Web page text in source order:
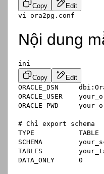
Copy
Edit
Nội dung
ini
Copy
Edit
ORACLE_DSN
ORACLE_USER
ORACLE_PWD
# Chỉ export schema
TYPE           TABLE
SCHEMA
TABLES
DATA_ONLY      0